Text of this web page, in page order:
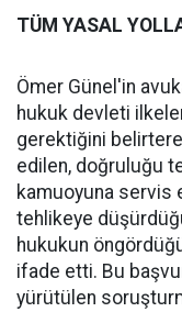
TÜM YASAL
Ömer Günel'in
hukuk devleti
gerektiğini
edilen, doğruluğu
kamuoyuna servis
tehlikeye
hukukun
ifade etti. Bu
yürütülen